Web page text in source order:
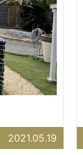
2021.05.19